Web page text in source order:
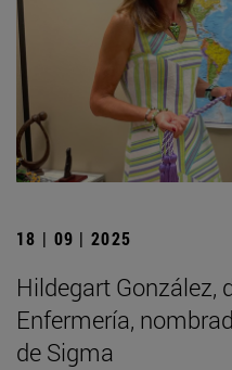
18 | 09 | 2025
Hildegart González,
Enfermería,
de Sigma